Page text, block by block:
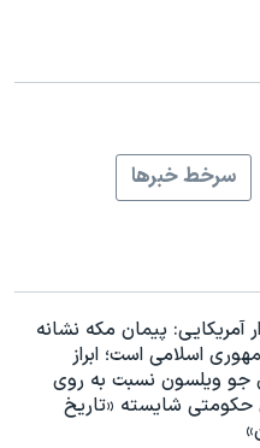
سرخط خبرها
آمریکایی: پیمان مکه نشانه
اسلامی است؛ ابراز
جو ویلسون نسبت به روی
حکومتی شایسته «تاریخ